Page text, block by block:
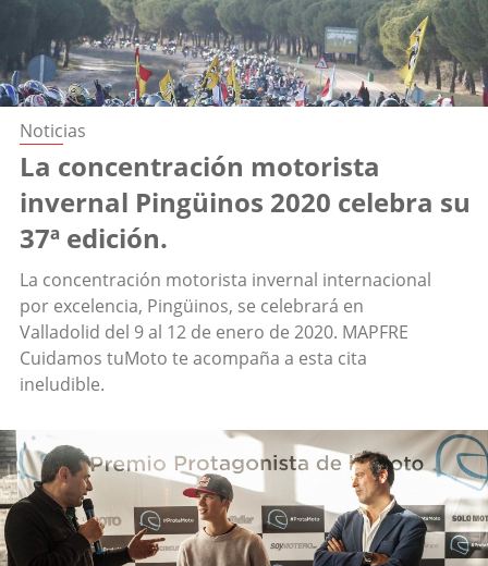
Noticias
La concentración motorista
invernal Pingüinos 2020 celebra su
37ª edición.
La concentración motorista invernal internacional
por excelencia, Pingüinos, se celebrará en
Valladolid del 9 al 12 de enero de 2020. MAPFRE
Cuidamos tuMoto te acompaña a esta cita
ineludible.